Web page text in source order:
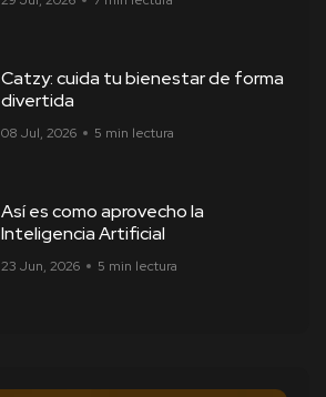
Catzy: cuida tu bienestar de forma
divertida
08 Jul, 2026 5 min lectura
Así es como aprovecho la
Inteligencia Artificial
23 Jun, 2026 5 min lectura